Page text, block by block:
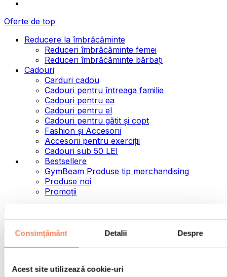
Consimțământ Detalii Despre
Acest site utilizează cookie-uri
Oferte de top
Reducere la îmbrăcăminte
Reduceri îmbrăcăminte femei
Reduceri îmbrăcăminte bărbați
Cadouri
Carduri cadou
Cadouri pentru întreaga familie
Cadouri pentru ea
Cadouri pentru el
Cadouri pentru gătit și copt
Fashion și Accesorii
Accesorii pentru exerciții
Cadouri sub 50 LEI
Bestsellere
GymBeam Produse tip merchandising
Produse noi
Promoții
Categorii
Semințe
Creme și paste tartinabile